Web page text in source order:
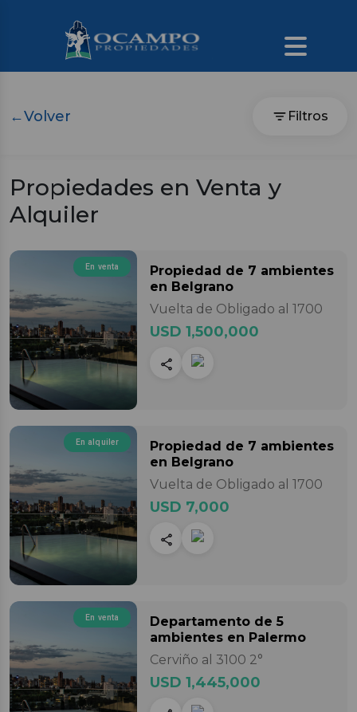
←Volver Filtros
Propiedades en Venta y
Alquiler
En venta Propiedad de 7 ambientes
en Belgrano
Vuelta de Obligado al 1700
USD 1,500,000
En alquiler Propiedad de 7 ambientes
en Belgrano
Vuelta de Obligado al 1700
USD 7,000
En venta Departamento de 5
ambientes en Palermo
Cerviño al 3100 2°
USD 1,445,000